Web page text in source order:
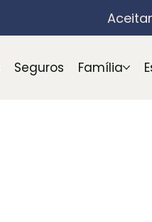
Seguros Família